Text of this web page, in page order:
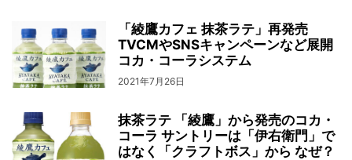
「綾鷹カフェ 抹茶ラテ」再発売
TVCMやSNSキャンペーンなど展開
コカ・コーラシステム
2021年7月26日
抹茶ラテ 「綾鷹」から発売のコカ・
コーラ サントリーは「伊右衛門」で
はなく「クラフトボス」から なぜ？